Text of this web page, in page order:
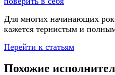
Для многих начинающих
кажется тернистым и
Перейти к статьям
Похожие